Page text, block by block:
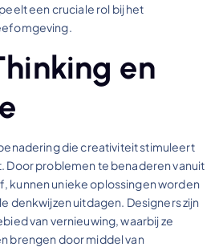
een cruciale rol bij het
en
die creativiteit stimuleert
Door problemen te benaderen vanuit
kunnen unieke oplossingen worden
denkwijzen uitdagen. Designers zijn
van vernieuwing, waarbij ze
brengen door middel van